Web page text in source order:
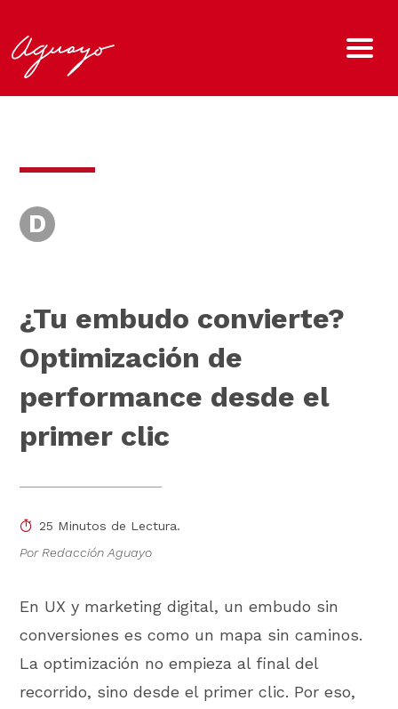
D
¿Tu embudo convierte?
Optimización de
performance desde el
primer clic
25 Minutos de Lectura.
Por Redacción Aguayo
En UX y marketing digital, un embudo sin
conversiones es como un mapa sin caminos.
La optimización no empieza al final del
recorrido, sino desde el primer clic. Por eso,